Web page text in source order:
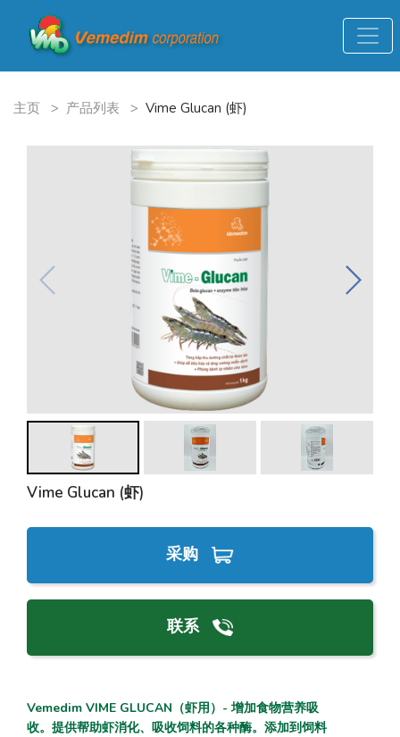
主页 > 产品列表 > Vime Glucan (虾)
Vime Glucan (虾)
采购
联系
Vemedim VIME GLUCAN（虾用）- 增加食物营养吸
收。提供帮助虾消化、吸收饲料的各种酶。添加到饲料